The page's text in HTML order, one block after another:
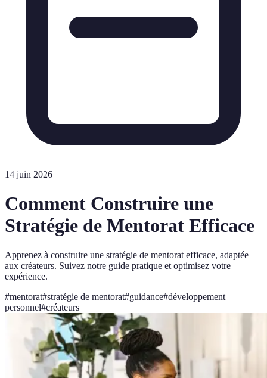
14 juin 2026
Comment Construire une
Stratégie de Mentorat Efficace
Apprenez à construire une stratégie de mentorat efficace, adaptée
aux créateurs. Suivez notre guide pratique et optimisez votre
expérience.
#mentorat#stratégie de mentorat#guidance#développement
personnel#créateurs